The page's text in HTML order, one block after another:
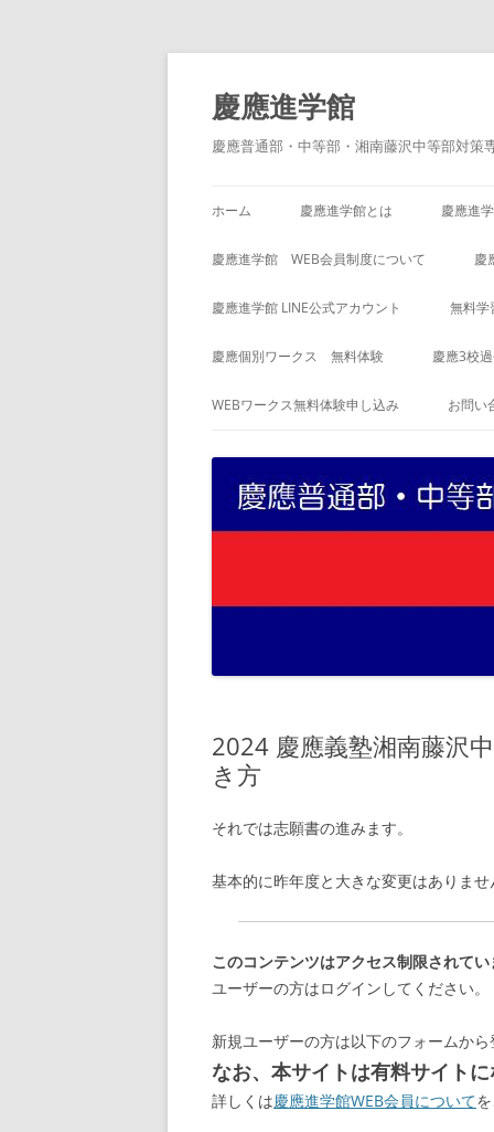
コ
テ
ン
ツ
へ
ス
慶應進学館
慶應普通部・中等部・湘南藤沢中等部対策
ホーム 慶應進学館とは 慶應進
慶應進学館 WEB会員制度について 慶
慶應進学館 LINE公式アカウント 無料学
慶應個別ワークス 無料体験 慶應3校
WEBワークス無料体験申し込み お問い
2024 慶應義塾湘南藤
き方
それでは志願書の進みます。
基本的に昨年度と大きな変更はありませ
このコンテンツはアクセス制限されてい
ユーザーの方はログインしてください。
新規ユーザーの方は以下のフォームから
なお、本サイトは有料サイト
詳しくは慶應進学館WEB会員について